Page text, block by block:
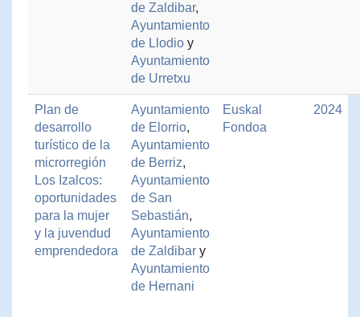
de Zaldibar,
Ayuntamiento
de Llodio y
Ayuntamiento
de Urretxu
Plan de
desarrollo
turístico de la
microrregión
Los Izalcos:
oportunidades
para la mujer
y la juvendud
emprendedora
Ayuntamiento
de Elorrio,
Ayuntamiento
de Berriz,
Ayuntamiento
de San
Sebastián,
Ayuntamiento
de Zaldibar y
Ayuntamiento
de Hernani
Euskal
Fondoa
2024